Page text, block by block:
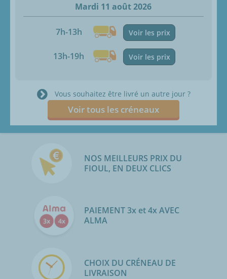
Mardi 11 août 2026
7h-13h Voir les prix
13h-19h Voir les prix
Vous souhaitez être livré un autre jour ?
Voir tous les créneaux
NOS MEILLEURS PRIX DU
FIOUL, EN DEUX CLICS
PAIEMENT 3x et 4x AVEC
ALMA
CHOIX DU CRÉNEAU DE
LIVRAISON